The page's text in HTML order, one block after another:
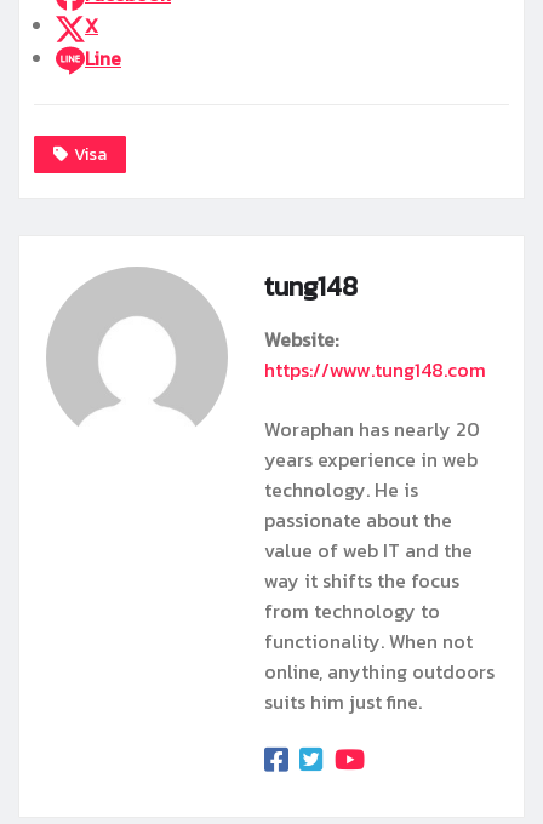
X
Line
Visa
tung148
Website:
https://www.tung148.com
Woraphan has nearly 20
years experience in web
technology. He is
passionate about the
value of web IT and the
way it shifts the focus
from technology to
functionality. When not
online, anything outdoors
suits him just fine.